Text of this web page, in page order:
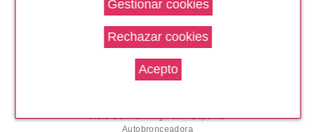
Aero Self Tanning Foam Espuma
Autobronceadora